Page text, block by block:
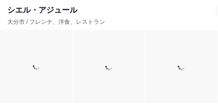
シエル・アジュール
大分市 / フレンチ、洋食、レストラン